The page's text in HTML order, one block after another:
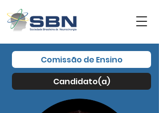
Comissão de Ensino
Candidato(a)